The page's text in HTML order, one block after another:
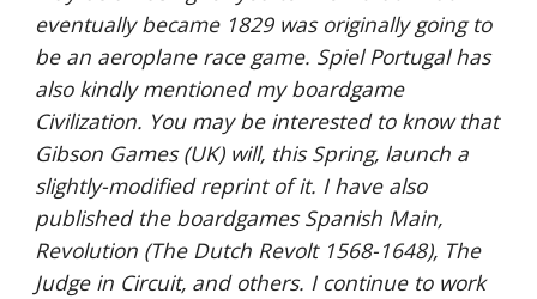
eventually became 1829 was originally going to
be an aeroplane race game. Spiel Portugal has
also kindly mentioned my boardgame
Civilization. You may be interested to know that
Gibson Games (UK) will, this Spring, launch a
slightly-modified reprint of it. I have also
published the boardgames Spanish Main,
Revolution (The Dutch Revolt 1568-1648), The
Judge in Circuit, and others. I continue to work